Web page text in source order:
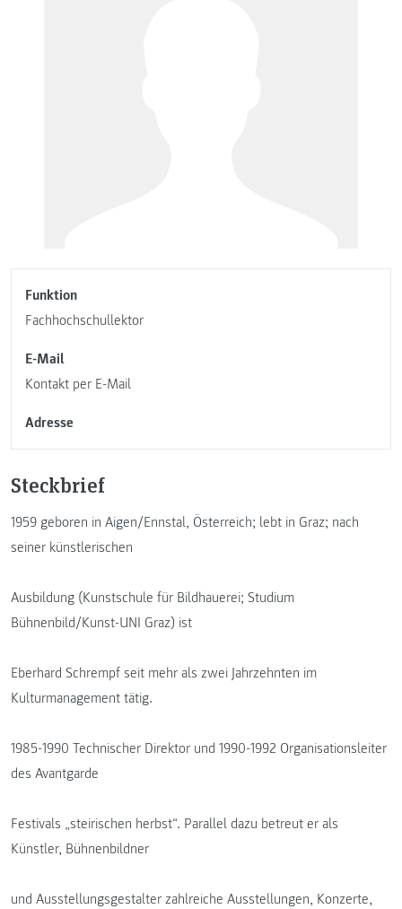
Funktion
Fachhochschullektor
E-Mail
Kontakt per E-Mail
Adresse
Steckbrief
1959 geboren in Aigen/Ennstal, Österreich; lebt in Graz; nach
seiner künstlerischen
Ausbildung (Kunstschule für Bildhauerei; Studium
Bühnenbild/Kunst-UNI Graz) ist
Eberhard Schrempf seit mehr als zwei Jahrzehnten im
Kulturmanagement tätig.
1985-1990 Technischer Direktor und 1990-1992 Organisationsleiter
des Avantgarde
Festivals „steirischen herbst“. Parallel dazu betreut er als
Künstler, Bühnenbildner
und Ausstellungsgestalter zahlreiche Ausstellungen, Konzerte,